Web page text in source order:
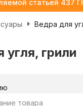
статьей 437
Ведра для
угля, грили